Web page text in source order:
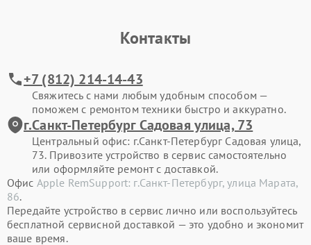
Контакты
+7 (812) 214-14-43
Свяжитесь с нами любым удобным способом —
поможем с ремонтом техники быстро и аккуратно.
г.Санкт-Петербург Садовая улица, 73
Центральный офис: г.Санкт-Петербург Садовая улица,
73. Привозите устройство в сервис самостоятельно
или оформляйте ремонт с доставкой.
Офис Apple RemSupport: г.Санкт-Петербург, улица Марата,
86.
Передайте устройство в сервис лично или воспользуйтесь
бесплатной сервисной доставкой — это удобно и экономит
ваше время.